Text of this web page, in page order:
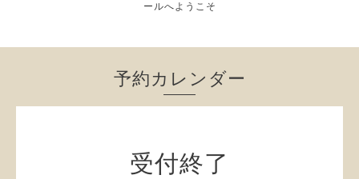
ールへようこそ
予約カレンダー
受付終了